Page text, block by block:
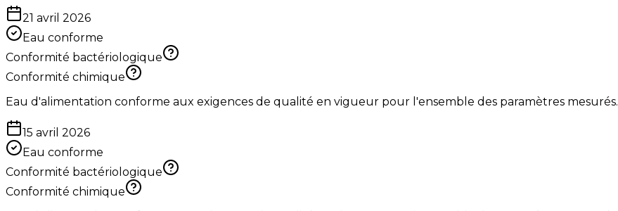
21 avril 2026
Eau conforme
Conformité bactériologique
Conformité chimique
Eau d'alimentation conforme aux exigences de qualité en vigueur pour l'ensemble des paramètres mesurés.
15 avril 2026
Eau conforme
Conformité bactériologique
Conformité chimique